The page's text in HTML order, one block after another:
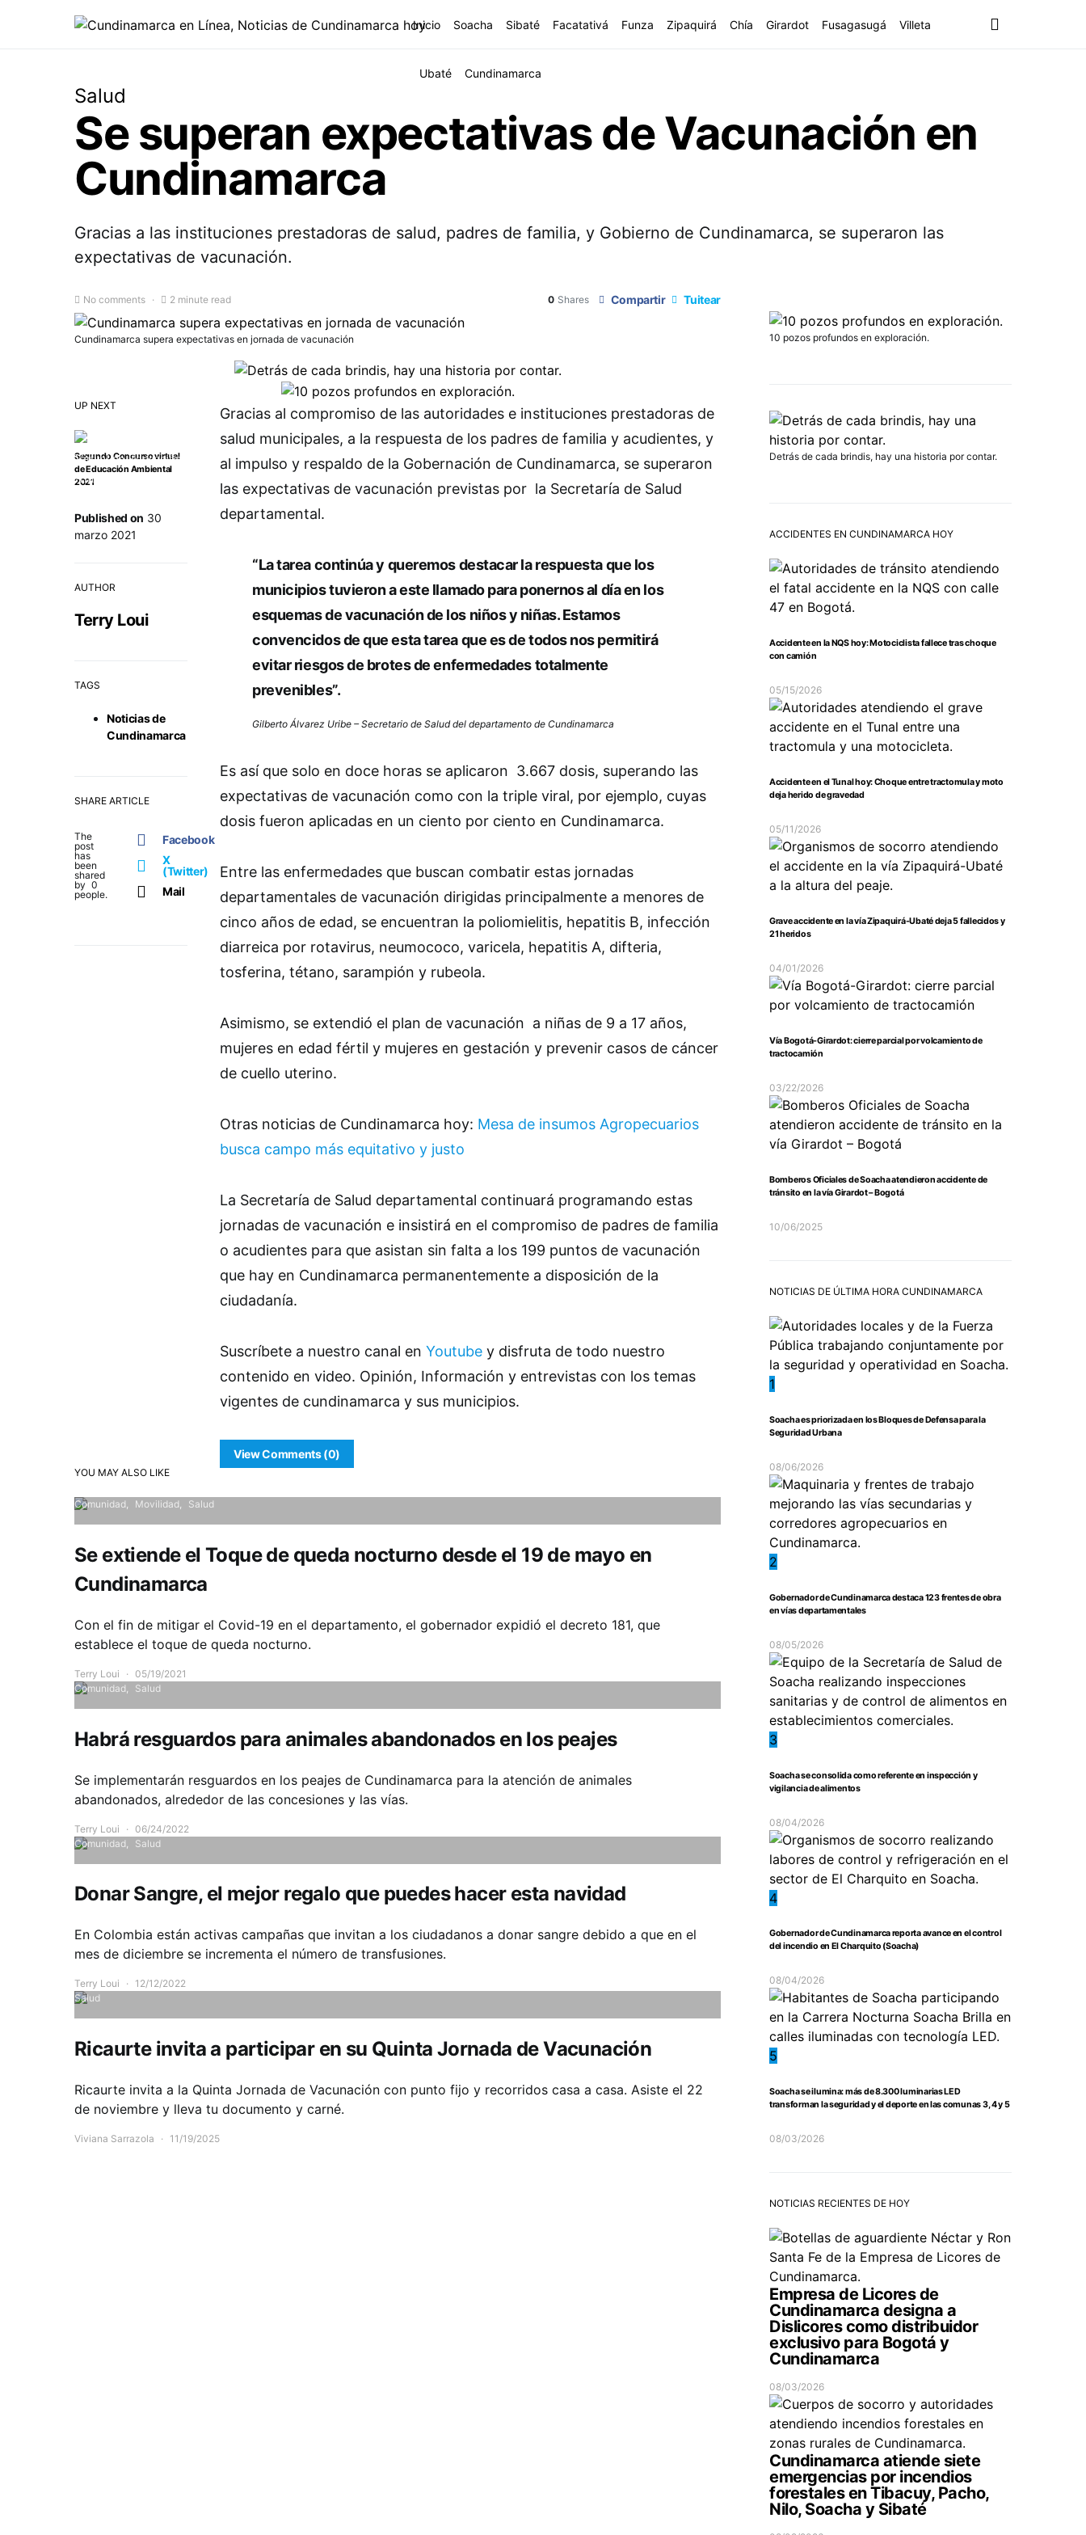
Inicio Soacha Sibaté Facatativá Funza Zipaquirá Chía Girardot Fusagasugá Villeta
Ubaté Cundinamarca
Salud
Se superan expectativas de Vacunación en
Cundinamarca
Gracias a las instituciones prestadoras de salud, padres de familia, y Gobierno de Cundinamarca, se superaron las
expectativas de vacunación.
No comments 2 minute read 0 Shares Compartir Tuitear
Cundinamarca supera expectativas en jornada de vacunación
UP NEXT
Segundo Concurso virtual
de Educación Ambiental
2021
Published on 30
marzo 2021
AUTHOR
Terry Loui
TAGS
Noticias de
Cundinamarca
SHARE ARTICLE
The
post
has
been
shared
by 0
people.
Facebook
X
(Twitter)
Mail
Gracias al compromiso de las autoridades e instituciones prestadoras de
salud municipales, a la respuesta de los padres de familia y acudientes, y
al impulso y respaldo de la Gobernación de Cundinamarca, se superaron
las expectativas de vacunación previstas por la Secretaría de Salud
departamental.
“La tarea continúa y queremos destacar la respuesta que los
municipios tuvieron a este llamado para ponernos al día en los
esquemas de vacunación de los niños y niñas. Estamos
convencidos de que esta tarea que es de todos nos permitirá
evitar riesgos de brotes de enfermedades totalmente
prevenibles”.
Gilberto Álvarez Uribe – Secretario de Salud del departamento de Cundinamarca
Es así que solo en doce horas se aplicaron 3.667 dosis, superando las
expectativas de vacunación como con la triple viral, por ejemplo, cuyas
dosis fueron aplicadas en un ciento por ciento en Cundinamarca.
Entre las enfermedades que buscan combatir estas jornadas
departamentales de vacunación dirigidas principalmente a menores de
cinco años de edad, se encuentran la poliomielitis, hepatitis B, infección
diarreica por rotavirus, neumococo, varicela, hepatitis A, difteria,
tosferina, tétano, sarampión y rubeola.
Asimismo, se extendió el plan de vacunación a niñas de 9 a 17 años,
mujeres en edad fértil y mujeres en gestación y prevenir casos de cáncer
de cuello uterino.
Otras noticias de Cundinamarca hoy: Mesa de insumos Agropecuarios
busca campo más equitativo y justo
La Secretaría de Salud departamental continuará programando estas
jornadas de vacunación e insistirá en el compromiso de padres de familia
o acudientes para que asistan sin falta a los 199 puntos de vacunación
que hay en Cundinamarca permanentemente a disposición de la
ciudadanía.
Suscríbete a nuestro canal en Youtube y disfruta de todo nuestro
contenido en video. Opinión, Información y entrevistas con los temas
vigentes de cundinamarca y sus municipios.
View Comments (0)
YOU MAY ALSO LIKE
Comunidad Movilidad Salud
Se extiende el Toque de queda nocturno desde el 19 de mayo en
Cundinamarca
Con el fin de mitigar el Covid-19 en el departamento, el gobernador expidió el decreto 181, que
establece el toque de queda nocturno.
Terry Loui
05/19/2021
Comunidad
Salud
Habrá resguardos para animales abandonados en los peajes
Se implementarán resguardos en los peajes de Cundinamarca para la atención de animales
abandonados, alrededor de las concesiones y las vías.
Terry Loui
06/24/2022
Comunidad
Salud
Donar Sangre, el mejor regalo que puedes hacer esta navidad
En Colombia están activas campañas que invitan a los ciudadanos a donar sangre debido a que en el
mes de diciembre se incrementa el número de transfusiones.
Terry Loui
12/12/2022
Salud
Ricaurte invita a participar en su Quinta Jornada de Vacunación
Ricaurte invita a la Quinta Jornada de Vacunación con punto fijo y recorridos casa a casa. Asiste el 22
de noviembre y lleva tu documento y carné.
Viviana Sarrazola 11/19/2025
10 pozos profundos en exploración.
Detrás de cada brindis, hay una historia por contar.
ACCIDENTES EN CUNDINAMARCA HOY
Accidente en la NQS hoy: Motociclista fallece tras choque
con camión
05/15/2026
Accidente en el Tunal hoy: Choque entre tractomula y moto
deja herido de gravedad
05/11/2026
Grave accidente en la vía Zipaquirá-Ubaté deja 5 fallecidos y
21 heridos
04/01/2026
Vía Bogotá-Girardot: cierre parcial por volcamiento de
tractocamión
03/22/2026
Bomberos Oficiales de Soacha atendieron accidente de
tránsito en la vía Girardot – Bogotá
10/06/2025
NOTICIAS DE ÚLTIMA HORA CUNDINAMARCA
1
Soacha es priorizada en los Bloques de Defensa para la
Seguridad Urbana
08/06/2026
2
Gobernador de Cundinamarca destaca 123 frentes de obra
en vías departamentales
08/05/2026
3
Soacha se consolida como referente en inspección y
vigilancia de alimentos
08/04/2026
4
Gobernador de Cundinamarca reporta avance en el control
del incendio en El Charquito (Soacha)
08/04/2026
5
Soacha se ilumina: más de 8.300 luminarias LED
transforman la seguridad y el deporte en las comunas 3, 4 y 5
08/03/2026
NOTICIAS RECIENTES DE HOY
Empresa de Licores de
Cundinamarca designa a
Dislicores como distribuidor
exclusivo para Bogotá y
Cundinamarca
08/03/2026
Cundinamarca atiende siete
emergencias por incendios
forestales en Tibacuy, Pacho,
Nilo, Soacha y Sibaté